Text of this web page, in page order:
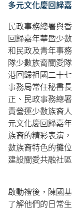
多元文化慶回歸
民政事務總署與
回歸嘉年華暨少
和民政及青年事
隊少數族裔關愛
港回歸祖國二十
事務局常任秘書
正、民政事務總
責營運少數族裔
元文化慶回歸嘉
族裔的精彩表演
數族裔特色的攤
建設關愛共融社區
啟動禮後，陳國
了解他們的日常